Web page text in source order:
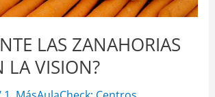
LAS ZANAHORIAS
LA VISION?